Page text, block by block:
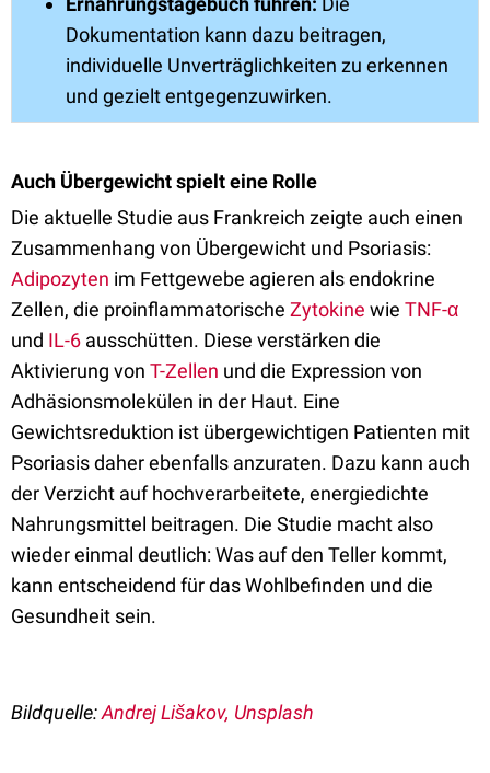
Dokumentation kann dazu beitragen,
individuelle Unverträglichkeiten zu erkennen
und gezielt entgegenzuwirken.
Auch Übergewicht spielt eine Rolle
Die aktuelle Studie aus Frankreich zeigte auch einen
Zusammenhang von Übergewicht und Psoriasis:
Adipozyten im Fettgewebe agieren als endokrine
Zellen, die proinflammatorische Zytokine wie TNF-α
und IL-6 ausschütten. Diese verstärken die
Aktivierung von T-Zellen und die Expression von
Adhäsionsmolekülen in der Haut. Eine
Gewichtsreduktion ist übergewichtigen Patienten mit
Psoriasis daher ebenfalls anzuraten. Dazu kann auch
der Verzicht auf hochverarbeitete, energiedichte
Nahrungsmittel beitragen. Die Studie macht also
wieder einmal deutlich: Was auf den Teller kommt,
kann entscheidend für das Wohlbefinden und die
Gesundheit sein.
Bildquelle:Andrej Lišakov, Unsplash